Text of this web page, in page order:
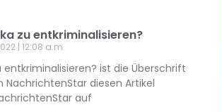
zu entkriminalisieren?
12:08 a.m.
ist die Überschrift
diesen Artikel
auf